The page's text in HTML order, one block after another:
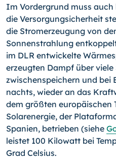
Im Vordergrund muss auch
die Versorgungsicherheit
die Stromerzeugung von
Sonnenstrahlung
im DLR entwickelte
erzeugten Dampf über viele
zwischenspeichern und bei
nachts, wieder an das
dem größten europäischen
Solarenergie, der
Spanien, betrieben (siehe
leistet 100 Kilowatt bei
Grad Celsius.